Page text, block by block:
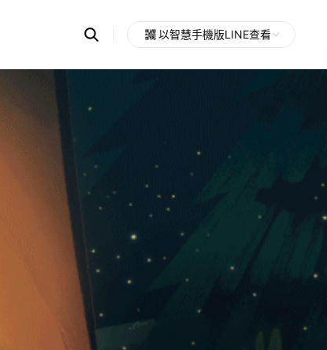
Search
OpenChats
messages
search
以智慧手機版LINE查看